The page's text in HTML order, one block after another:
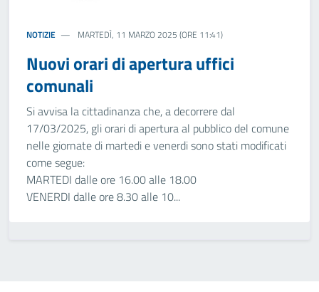
NOTIZIE MARTEDÌ, 11 MARZO 2025 (ORE 11:41)
Nuovi orari di apertura uffici
comunali
Si avvisa la cittadinanza che, a decorrere dal
17/03/2025, gli orari di apertura al pubblico del comune
nelle giornate di martedi e venerdi sono stati modificati
come segue:
MARTEDI dalle ore 16.00 alle 18.00
VENERDI dalle ore 8.30 alle 10...